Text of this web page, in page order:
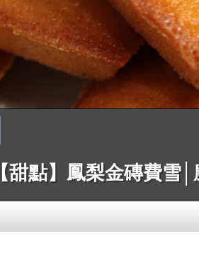
【甜點】鳳梨金磚費雪